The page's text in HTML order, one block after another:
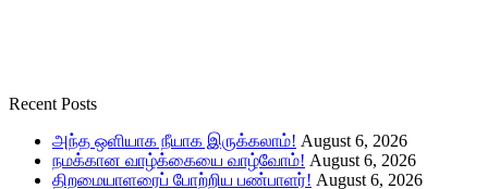
Recent Posts
அந்த ஒளியாக நீயாக இருக்கலாம்! August 6, 2026
நமக்கான வாழ்க்கையை வாழ்வோம்! August 6, 2026
திறமையாளரைப் போற்றிய பண்பாளர்! August 6, 2026